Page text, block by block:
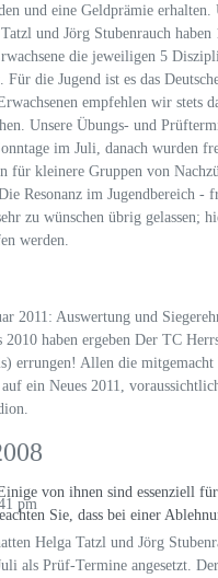
und eine Geldprämie erhalten.
und Jörg Stubenrauch haben
die jeweiligen 5
die Jugend ist es das
empfehlen wir stets
Unsere Übungs- und
im Juli, danach wurden
für kleinere Gruppen von
Resonanz im Jugendbereich -
zu wünschen übrig gelassen;
werden.
2011: Auswertung und
2010 haben ergeben Der TC
errungen! Allen die mitgemacht
ein Neues 2011,
pm
Helga Tatzl und Jörg
als Prüf-Termine angesetzt.
von ihnen sind essenziell
Sie, dass bei einer